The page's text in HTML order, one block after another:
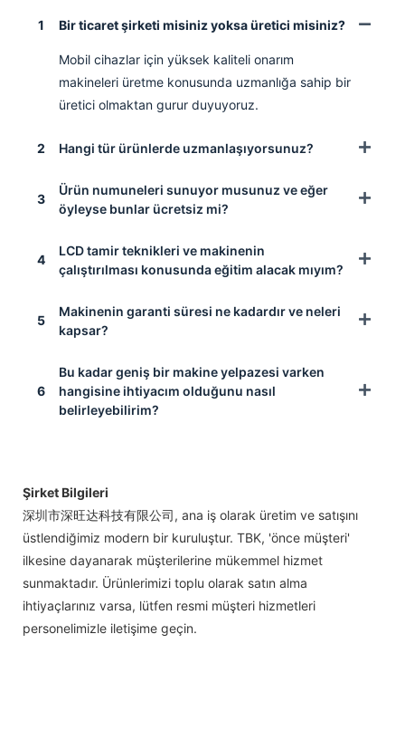
1 Bir ticaret şirketi misiniz yoksa üretici misiniz?
Mobil cihazlar için yüksek kaliteli onarım
makineleri üretme konusunda uzmanlığa sahip bir
üretici olmaktan gurur duyuyoruz.
2 Hangi tür ürünlerde uzmanlaşıyorsunuz?
3
Ürün numuneleri sunuyor musunuz ve eğer
öyleyse bunlar ücretsiz mi?
4
LCD tamir teknikleri ve makinenin
çalıştırılması konusunda eğitim alacak mıyım?
5
Makinenin garanti süresi ne kadardır ve neleri
kapsar?
6
Bu kadar geniş bir makine yelpazesi varken
hangisine ihtiyacım olduğunu nasıl
belirleyebilirim?
Şirket Bilgileri
深圳市深旺达科技有限公司, ana iş olarak üretim ve satışını
üstlendiğimiz modern bir kuruluştur. TBK, 'önce müşteri'
ilkesine dayanarak müşterilerine mükemmel hizmet
sunmaktadır. Ürünlerimizi toplu olarak satın alma
ihtiyaçlarınız varsa, lütfen resmi müşteri hizmetleri
personelimizle iletişime geçin.